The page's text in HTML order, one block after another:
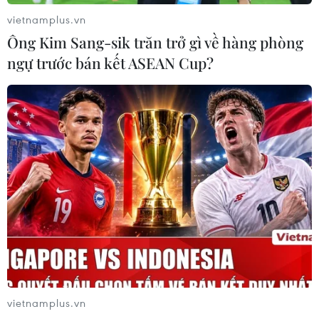
#V-League #Trụ hạng
#Quảng Nam
#SHB Đà Nẵng
#Quy Nhơn Bình Định
Theo dõi VietnamPlus
V-League
vietnamplus.vn
Ông Kim Sang-sik trăn trở gì về hàng phòng
ngự trước bán kết ASEAN Cup?
vietnamplus.vn